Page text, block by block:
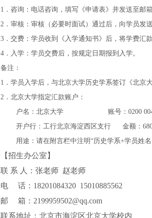
1．咨询：电话咨询，填写《申请表》并发送至邮箱
2．审核：审核（必要时面试）通过后，向学员发
3．交费：学员收到《入学通知书》后，将学费汇
4．入学：学员交费后，按规定日期报到入学。
备注：
1．学员入学后，与北京大学历史学系签订《北京
2．北京大学指定汇款账户：
户名：北京大学 账号：0200 0045
开户行：工行北京海淀西区支行 金额：
用途：请在附言栏中注明“历史学系+学员姓名
【招生办公室】
联 系 人：张老师 赵老师
电 话：18201084320 15010885562
邮 箱：2199959502@qq.com
联系地址：北京市海淀区北京大学校内